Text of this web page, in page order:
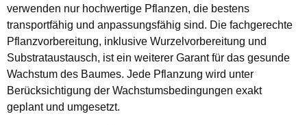
verwenden nur hochwertige Pflanzen, die bestens
transportfähig und anpassungsfähig sind. Die fachgerechte
Pflanzvorbereitung, inklusive Wurzelvorbereitung und
Substrataustausch, ist ein weiterer Garant für das gesunde
Wachstum des Baumes. Jede Pflanzung wird unter
Berücksichtigung der Wachstumsbedingungen exakt
geplant und umgesetzt.